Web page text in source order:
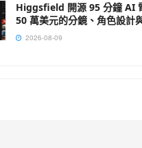
Higgsfield 開源 95 分鐘 AI
50 萬美元的分鏡、角色設計
2026-08-09